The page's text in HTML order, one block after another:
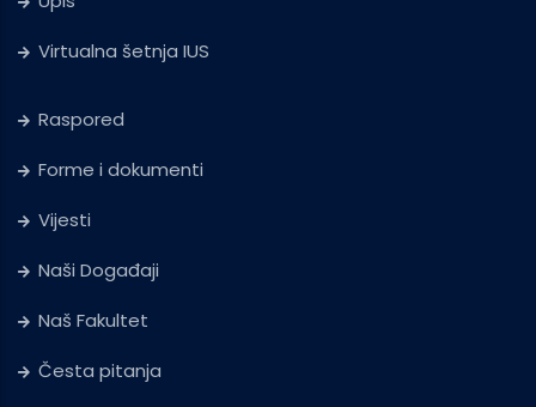
Virtualna šetnja IUS
Raspored
Forme i dokumenti
Vijesti
Naši Događaji
Naš Fakultet
Česta pitanja